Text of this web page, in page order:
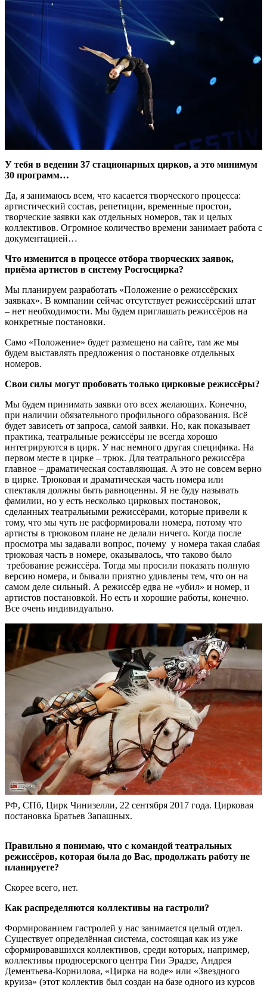
У тебя в ведении 37 стационарных цирков, а это минимум
30 программ…
Да, я занимаюсь всем, что касается творческого процесса:
артистический состав, репетиции, временные простои,
творческие заявки как отдельных номеров, так и целых
коллективов. Огромное количество времени занимает работа с
документацией…
Что изменится в процессе отбора творческих заявок,
приёма артистов в систему Росгосцирка?
Мы планируем разработать «Положение о режиссёрских
заявках». В компании сейчас отсутствует режиссёрский штат
– нет необходимости. Мы будем приглашать режиссёров на
конкретные постановки.
Само «Положение» будет размещено на сайте, там же мы
будем выставлять предложения о постановке отдельных
номеров.
Свои силы могут пробовать только цирковые режиссёры?
Мы будем принимать заявки ото всех желающих. Конечно,
при наличии обязательного профильного образования. Всё
будет зависеть от запроса, самой заявки. Но, как показывает
практика, театральные режиссёры не всегда хорошо
интегрируются в цирк. У нас немного другая специфика. На
первом месте в цирке – трюк. Для театрального режиссёра
главное – драматическая составляющая. А это не совсем верно
в цирке. Трюковая и драматическая часть номера или
спектакля должны быть равноценны. Я не буду называть
фамилии, но у есть несколько цирковых постановок,
сделанных театральными режиссёрами, которые привели к
тому, что мы чуть не расформировали номера, потому что
артисты в трюковом плане не делали ничего. Когда после
просмотра мы задавали вопрос, почему у номера такая слабая
трюковая часть в номере, оказывалось, что таково было
требование режиссёра. Тогда мы просили показать полную
версию номера, и бывали приятно удивлены тем, что он на
самом деле сильный. А режиссёр едва не «убил» и номер, и
артистов постановкой. Но есть и хорошие работы, конечно.
Все очень индивидуально.
РФ, СПб, Цирк Чинизелли, 22 сентября 2017 года. Цирковая
постановка Братьев Запашных.
Правильно я понимаю, что с командой театральных
режиссёров, которая была до Вас, продолжать работу не
планируете?
Скорее всего, нет.
Как распределяются коллективы на гастроли?
Формированием гастролей у нас занимается целый отдел.
Существует определённая система, состоящая как из уже
сформировавшихся коллективов, среди которых, например,
коллективы продюсерского центра Гии Эрадзе, Андрея
Дементьева-Корнилова, «Цирка на воде» или «Звездного
круиза» (этот коллектив был создан на базе одного из курсов